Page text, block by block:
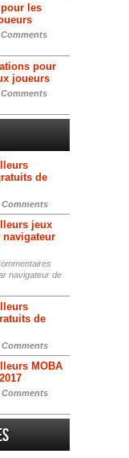
les
Comments
pour
joueurs
Comments
de
Comments
jeux
navigateur de
de
Comments
MOBA
Comments